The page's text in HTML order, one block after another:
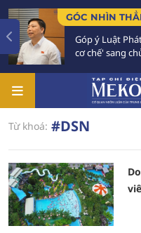
GÓC NHÌN
Góp ý Luật
cơ chế' sang
Từ khoá: #DSN